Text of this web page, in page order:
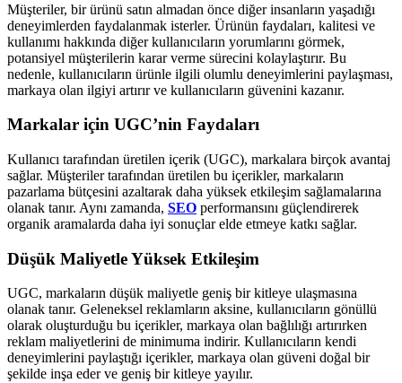
Müşteriler, bir ürünü satın almadan önce diğer insanların yaşadığı
deneyimlerden faydalanmak isterler. Ürünün faydaları, kalitesi ve
kullanımı hakkında diğer kullanıcıların yorumlarını görmek,
potansiyel müşterilerin karar verme sürecini kolaylaştırır. Bu
nedenle, kullanıcıların ürünle ilgili olumlu deneyimlerini paylaşması,
markaya olan ilgiyi artırır ve kullanıcıların güvenini kazanır.
Markalar için UGC’nin Faydaları
Kullanıcı tarafından üretilen içerik (UGC), markalara birçok avantaj
sağlar. Müşteriler tarafından üretilen bu içerikler, markaların
pazarlama bütçesini azaltarak daha yüksek etkileşim sağlamalarına
olanak tanır. Aynı zamanda, SEO performansını güçlendirerek
organik aramalarda daha iyi sonuçlar elde etmeye katkı sağlar.
Düşük Maliyetle Yüksek Etkileşim
UGC, markaların düşük maliyetle geniş bir kitleye ulaşmasına
olanak tanır. Geleneksel reklamların aksine, kullanıcıların gönüllü
olarak oluşturduğu bu içerikler, markaya olan bağlılığı artırırken
reklam maliyetlerini de minimuma indirir. Kullanıcıların kendi
deneyimlerini paylaştığı içerikler, markaya olan güveni doğal bir
şekilde inşa eder ve geniş bir kitleye yayılır.